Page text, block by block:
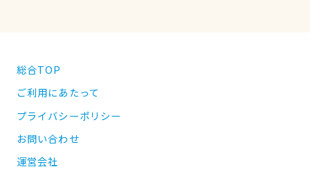
総合TOP
ご利用にあたって
プライバシーポリシー
お問い合わせ
運営会社